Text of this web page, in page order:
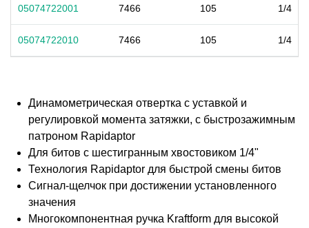
05074722001 7466 105 1/4
05074722010 7466 105 1/4
Динамометрическая отвертка с уставкой и
регулировкой момента затяжки, с быстрозажимным
патроном Rapidaptor
Для битов с шестигранным хвостовиком 1/4"
Технология Rapidaptor для быстрой смены битов
Сигнал-щелчок при достижении установленного
значения
Многокомпонентная ручка Kraftform для высокой